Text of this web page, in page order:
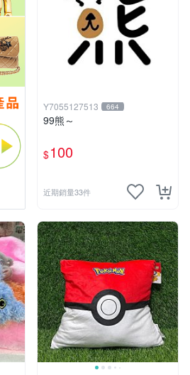
Y7055127513 664
99熊～
$100
近期銷量33件